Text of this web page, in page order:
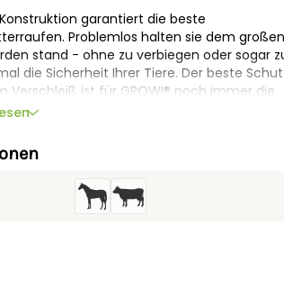
garantiert die beste
Problemlos halten sie dem großen
stand - ohne zu verbiegen oder sogar
die Sicherheit Ihrer Tiere. Der beste
Verschleiß ist für GROWI® noch immer die
Qualität
so wirkungsvoll gegen Korrosion
durch ihre tiergerechte Konstruktion.
Sicherheit für Ihre Tiere, zum Beispiel
werden direkt miteinander verschraubt.